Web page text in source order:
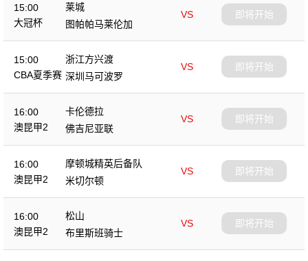
15:00
大冠杯
莱城
VS
图帕帕马莱伦加
即将开始
15:00
CBA夏季赛
浙江方兴渡
VS
深圳马可波罗
即将开始
16:00
澳昆甲2
卡伦德拉
VS
佛吉尼亚联
即将开始
16:00
澳昆甲2
摩顿城精英后备队
VS
米切尔顿
即将开始
16:00
澳昆甲2
松山
VS
布里斯班骑士
即将开始